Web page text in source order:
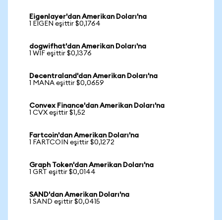
Eigenlayer'dan Amerikan Doları'na
1 EIGEN eşittir $0,1764
dogwifhat'dan Amerikan Doları'na
1 WIF eşittir $0,1376
Decentraland'dan Amerikan Doları'na
1 MANA eşittir $0,0659
Convex Finance'dan Amerikan Doları'na
1 CVX eşittir $1,52
Fartcoin'dan Amerikan Doları'na
1 FARTCOIN eşittir $0,1272
Graph Token'dan Amerikan Doları'na
1 GRT eşittir $0,0144
SAND'dan Amerikan Doları'na
1 SAND eşittir $0,0415